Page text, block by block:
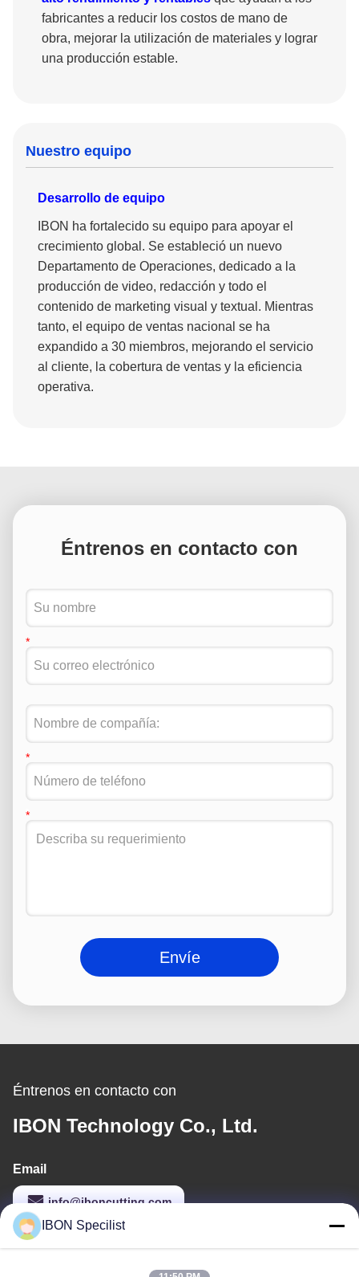
fabricantes a reducir los costos de mano de
obra, mejorar la utilización de materiales y lograr
una producción estable.
Nuestro equipo
Desarrollo de equipo
IBON ha fortalecido su equipo para apoyar el
crecimiento global. Se estableció un nuevo
Departamento de Operaciones, dedicado a la
producción de video, redacción y todo el
contenido de marketing visual y textual. Mientras
tanto, el equipo de ventas nacional se ha
expandido a 30 miembros, mejorando el servicio
al cliente, la cobertura de ventas y la eficiencia
operativa.
Éntrenos en contacto con
Envíe
Éntrenos en contacto con
IBON Technology Co., Ltd.
Email
info@iboncutting.com
IBON Specilist